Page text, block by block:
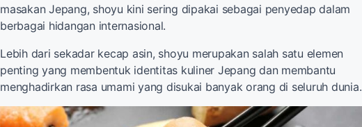
masakan Jepang, shoyu kini sering dipakai sebagai penyedap dalam
berbagai hidangan internasional.
Lebih dari sekadar kecap asin, shoyu merupakan salah satu elemen
penting yang membentuk identitas kuliner Jepang dan membantu
menghadirkan rasa umami yang disukai banyak orang di seluruh dunia.